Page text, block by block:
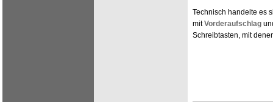
Technisch handelte es
mitVorderaufschlag
Schreibtasten, mit